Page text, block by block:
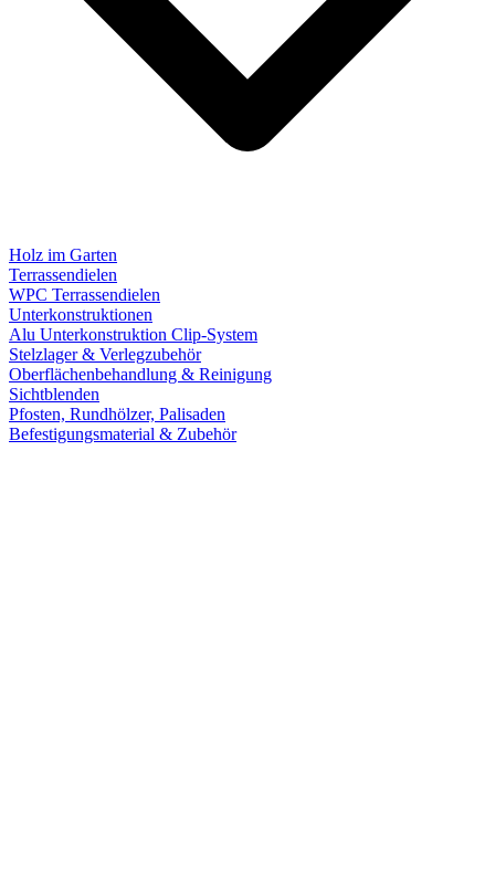
Holz im Garten
Terrassendielen
WPC Terrassendielen
Unterkonstruktionen
Alu Unterkonstruktion Clip-System
Stelzlager & Verlegzubehör
Oberflächenbehandlung & Reinigung
Sichtblenden
Pfosten, Rundhölzer, Palisaden
Befestigungsmaterial & Zubehör